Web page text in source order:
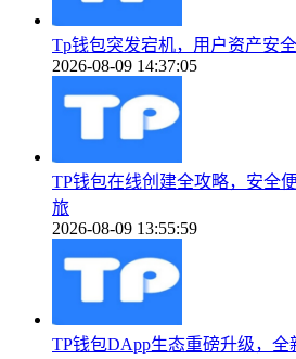
Tp钱包突发宕机，用户资产安
2026-08-09 14:37:05
TP钱包在线创建全攻略，安全
旅
2026-08-09 13:55:59
TP钱包DApp生态重磅升级，